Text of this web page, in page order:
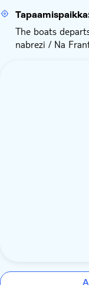
The boats
nabrezi / Na